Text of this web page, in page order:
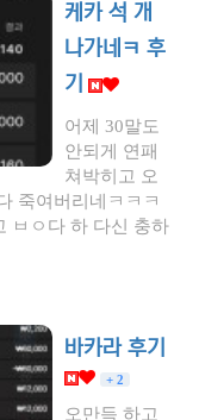
케카 석 개
나가네ㅋ 후
기
어제 30말도
안되게 연패
쳐박히고 오
죽여버리네ㅋㅋㅋ
ㅂㅇ다 하 다신 충하
바카라 후기
+ 2
오만득 하고